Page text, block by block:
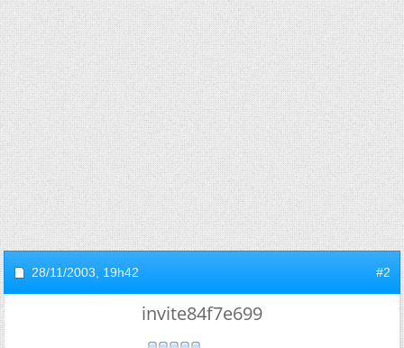
28/11/2003, 19h42 #2
invite84f7e699